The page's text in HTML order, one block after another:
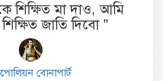
শিক্ষিত মা দাও, আমি
জাতি দিবো”
বোনাপার্ট